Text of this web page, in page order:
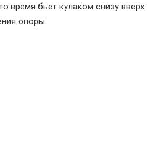
время бьет кулаком снизу вверх
опоры.